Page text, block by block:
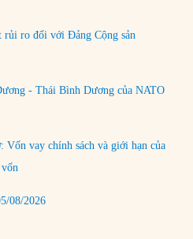
rủi ro đối với Đảng Cộng sản
- Thái Bình Dương của NATO
Vốn vay chính sách và giới hạn của
08/2026